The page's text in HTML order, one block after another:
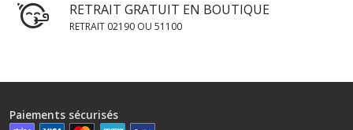
RETRAIT GRATUIT EN BOUTIQUE
RETRAIT 02190 OU 51100
Paiements sécurisés